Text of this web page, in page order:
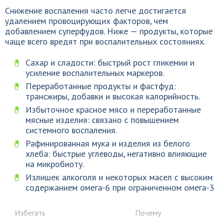
Снижение воспаления часто легче достигается
удалением провоцирующих факторов, чем
добавлением суперфудов. Ниже — продукты, которые
чаще всего вредят при воспалительных состояниях.
Сахар и сладости: быстрый рост гликемии и
усиление воспалительных маркеров.
Переработанные продукты и фастфуд:
трансжиры, добавки и высокая калорийность.
Избыточное красное мясо и переработанные
мясные изделия: связано с повышением
системного воспаления.
Рафинированная мука и изделия из белого
хлеба: быстрые углеводы, негативно влияющие
на микробиоту.
Излишек алкоголя и некоторых масел с высоким
содержанием омега-6 при ограниченном омега-3
Избегать
Почему